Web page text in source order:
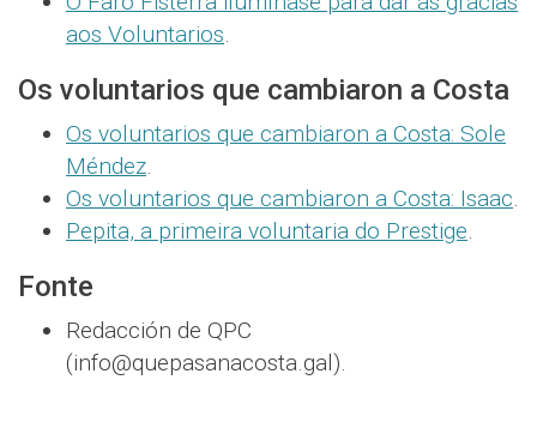
aos Voluntarios.
Os voluntarios que cambiaron a Costa
Os voluntarios que cambiaron a Costa: Sole
Méndez.
Os voluntarios que cambiaron a Costa: Isaac.
Pepita, a primeira voluntaria do Prestige.
Fonte
Redacción de QPC
(info@quepasanacosta.gal).